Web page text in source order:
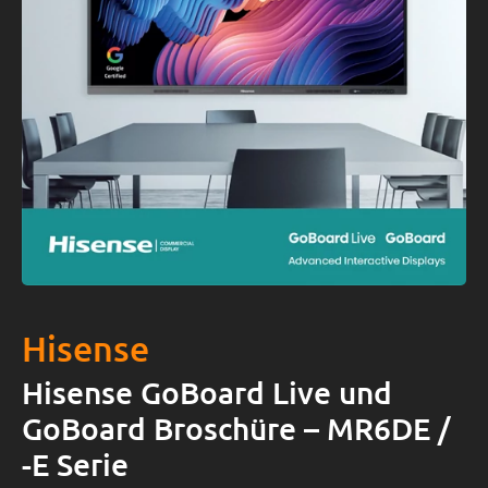
Hisense
Hisense GoBoard Live und
GoBoard Broschüre – MR6DE /
-E Serie